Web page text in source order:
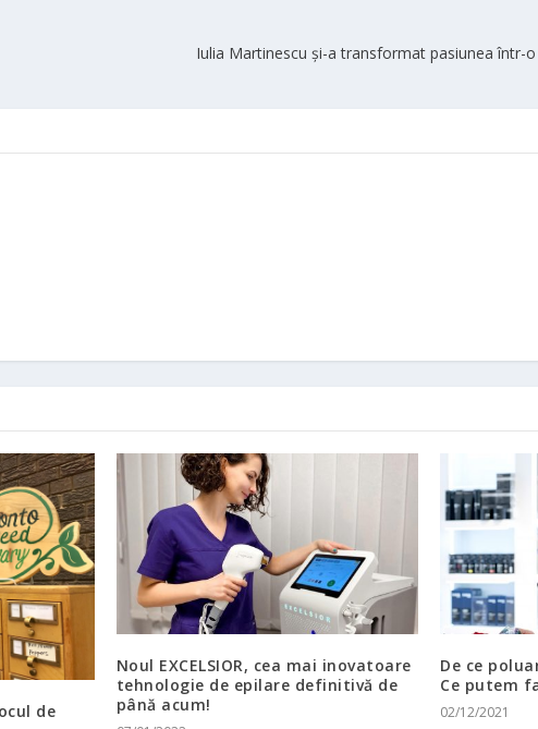
Iulia Martinescu și-a transformat pasiunea într-
de
Noul EXCELSIOR, cea mai inovatoare
tehnologie de epilare definitivă de
până acum!
De ce
Ce putem
02/12/2021